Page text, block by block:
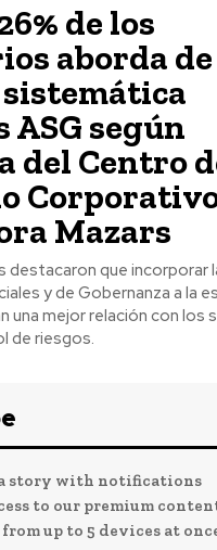
de los
aborda de
según
del Centro
Mazars
destacaron que incorporar
y de Gobernanza a la
una mejor relación con los
de riesgos.
a story with notifications
to our premium
up to 5 devices at